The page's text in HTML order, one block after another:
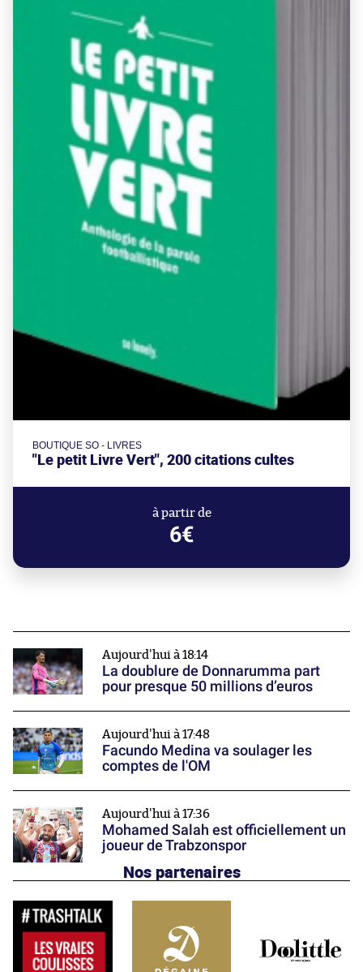
BOUTIQUE SO - LIVRES
"Le petit Livre Vert", 200 citations cultes
à partir de
6€
Aujourd'hui à 18:14
La doublure de Donnarumma part
pour presque 50 millions d’euros
Aujourd'hui à 17:48
Facundo Medina va soulager les
comptes de l'OM
Aujourd'hui à 17:36
Mohamed Salah est officiellement un
joueur de Trabzonspor
Nos partenaires